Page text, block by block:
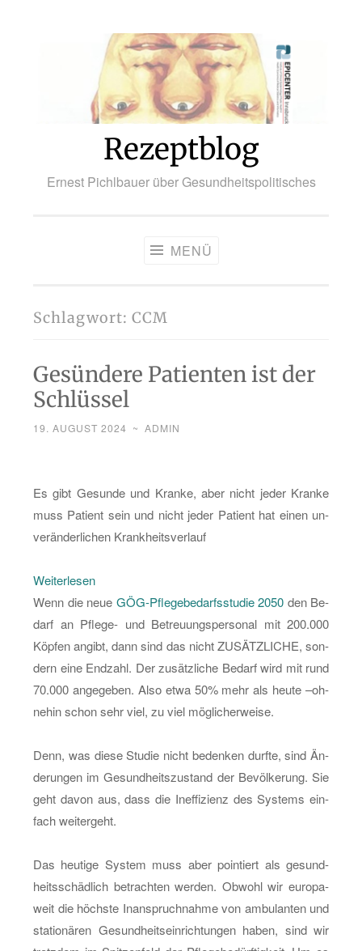
Rezeptblog
Ernest Pichlbauer über Gesundheitspolitisches
MENÜ
Schlagwort: CCM
Gesündere Patienten ist der
Schlüssel
19. AUGUST 2024 ~ ADMIN
Es gibt Ge­sun­de und Kran­ke, aber nicht jeder Kran­ke
muss Pa­ti­ent sein und nicht jeder Pa­ti­ent hat einen un­
ver­än­der­li­chen Krank­heits­ver­lauf
Wei­ter­le­sen:
Ge­
sün­
de­
re
Pa­
ti­
ten
ist
der
Schlüs­
Wenn die neue GÖG-Pfle­ge­be­darfs­stu­die 2050 den Be­
darf an Pfle­ge- und Be­treu­ungs­per­so­nal mit 200.000
Köp­fen an­gibt, dann sind das nicht ZU­SÄTZ­LI­CHE, son­
dern eine End­zahl. Der zu­sätz­li­che Be­darf wird mit rund
70.000 an­ge­ge­ben. Also etwa 50% mehr als heute –oh­
ne­hin schon sehr viel, zu viel mög­li­cher­wei­se.
Denn, was diese Stu­die nicht be­den­ken durf­te, sind Än­
de­run­gen im Ge­sund­heits­zu­stand der Be­völ­ke­rung. Sie
geht davon aus, dass die In­ef­fi­zi­enz des Sys­tems ein­
fach wei­ter­geht.
Das heu­ti­ge Sys­tem muss aber poin­tiert als ge­sund­
heits­schäd­lich be­trach­ten wer­den. Ob­wohl wir eu­ro­pa­
weit die höchs­te In­an­spruch­nah­me von am­bu­lan­ten und
sta­tio­nä­ren Ge­sund­heits­ein­rich­tun­gen haben, sind wir